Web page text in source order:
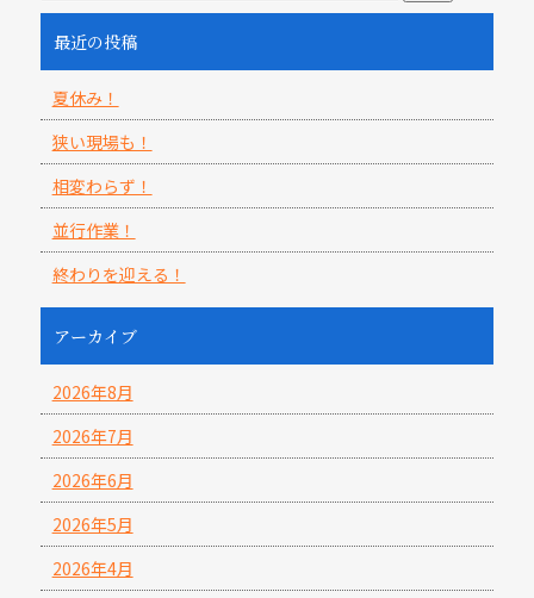
最近の投稿
夏休み！
狭い現場も！
相変わらず！
並行作業！
終わりを迎える！
アーカイブ
2026年8月
2026年7月
2026年6月
2026年5月
2026年4月